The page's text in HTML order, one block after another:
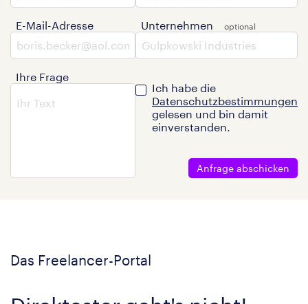
E-Mail-Adresse
Ihre Frage
Unternehmen
Ich habe die
Datenschutzbestimmungen
gelesen und bin damit
einverstanden.
Anfrage abschicken
Das Freelancer-Portal